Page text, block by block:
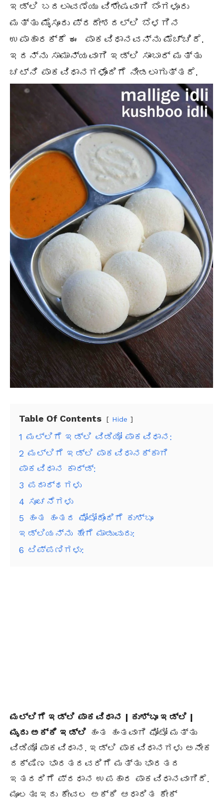
ಇಡ್ಲಿ ಬದಲಾವಣೆಯು ವಿಶೇಷವಾಗಿ ಬೆಂಗಳೂರು
ಮತ್ತು ಮೈಸೂರು ಪ್ರದೇಶದಲ್ಲಿ ಬೆಳಗಿನ
ಉಪಾಹಾರಕ್ಕೆ ಈ ಪಾಕವಿಧಾನವನ್ನು ಮೆಚ್ಚಿದೆ.
ಇದನ್ನು ಸಾಮಾನ್ಯವಾಗಿ ಇಡ್ಲಿ ಸಾಂಬಾರ್ ಮತ್ತು
ಚಟ್ನಿ ಪಾಕವಿಧಾನಗಳೊಂದಿಗೆ ನೀಡಲಾಗುತ್ತದೆ.
Table Of Contents Hide
1 ಮಲ್ಲಿಗೆ ಇಡ್ಲಿ ವಿಡಿಯೋ ಪಾಕವಿಧಾನ:
2 ಮಲ್ಲಿಗೆ ಇಡ್ಲಿ ಪಾಕವಿಧಾನಕ್ಕಾಗಿ
ಪಾಕವಿಧಾನ ಕಾರ್ಡ್:
3 ಪದಾರ್ಥಗಳು
4 ಸೂಚನೆಗಳು
5
ಹಂತ ಹಂತದ ಫೋಟೋದೊಂದಿಗೆ ಕುಶ್ಬೂ
ಇಡ್ಲಿಯನ್ನು ಹೇಗೆ ಮಾಡುವುದು:
6 ಟಿಪ್ಪಣಿಗಳು:
ಮಲ್ಲಿಗೆ ಇಡ್ಲಿ ಪಾಕವಿಧಾನ | ಕುಶ್ಬೂ ಇಡ್ಲಿ |
ಮೃದು ಅಕ್ಕಿ ಇಡ್ಲಿ ಹಂತ ಹಂತವಾಗಿ ಫೋಟೋ ಮತ್ತು
ವಿಡಿಯೋ ಪಾಕವಿಧಾನ. ಇಡ್ಲಿ ಪಾಕವಿಧಾನಗಳು ಅನೇಕ
ದಕ್ಷಿಣ ಭಾರತದವರಿಗೆ ಮತ್ತು ಭಾರತದ
ಇತರರಿಗೆ ಪ್ರಧಾನ ಉಪಹಾರ ಪಾಕವಿಧಾನವಾಗಿದೆ.
ಮೂಲತಃ ಇದು ಕೇವಲ ಅಕ್ಕಿ ಆಧಾರಿತ ಕೇಕ್